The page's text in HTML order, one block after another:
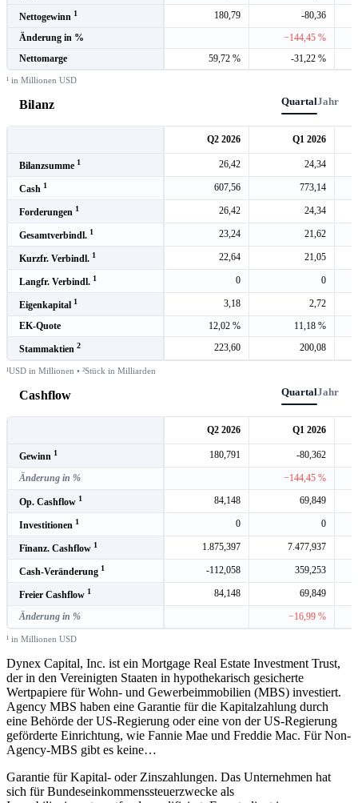
Nettogewinn 1 180,79
-80,36
Änderung in %
−144,45 %
Nettomarge
59,72 % -31,22 %
¹ in Millionen USD
Bilanz QuartalJahr
Q2 2026 Q1 2026
Bilanzsumme 1 26,42 24,34
Cash 1 607,56 773,14
Forderungen 1 26,42 24,34
Gesamtverbindl. 1 23,24 21,62
Kurzfr. Verbindl. 1 22,64 21,05
Langfr. Verbindl. 1 0 0
Eigenkapital 1 3,18
2,72
EK-Quote
12,02 % 11,18 %
Stammaktien 2 223,60 200,08
¹USD in Millionen • ²Stück in Milliarden
Cashflow QuartalJahr
Q2 2026 Q1 2026
Gewinn 1 180,791 -80,362
Änderung in % −144,45 %
Op. Cashflow 1 84,148 69,849
Investitionen 1 0 0
Finanz. Cashflow 1 1.875,397 7.477,937
Cash-Veränderung 1 -112,058 359,253
Freier Cashflow 1 84,148 69,849
Änderung in % −16,99 %
¹ in Millionen USD
Dynex Capital, Inc. ist ein Mortgage Real Estate Investment Trust,
der in den Vereinigten Staaten in hypothekarisch gesicherte
Wertpapiere für Wohn- und Gewerbeimmobilien (MBS) investiert.
Agency MBS haben eine Garantie für die Kapitalzahlung durch
eine Behörde der US-Regierung oder eine von der US-Regierung
geförderte Einrichtung, wie Fannie Mae und Freddie Mac. Für Non-
Agency-MBS gibt es keine…
Garantie für Kapital- oder Zinszahlungen. Das Unternehmen hat
sich für Bundeseinkommenssteuerzwecke als